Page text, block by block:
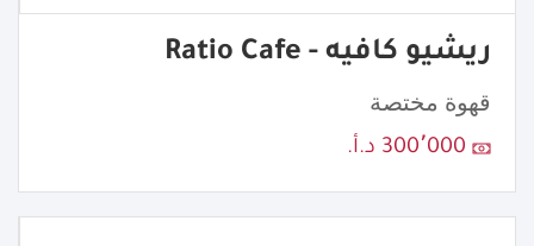
ريشيو كافيه - Ratio Cafe
قهوة مختصة
300٬000 د.أ.